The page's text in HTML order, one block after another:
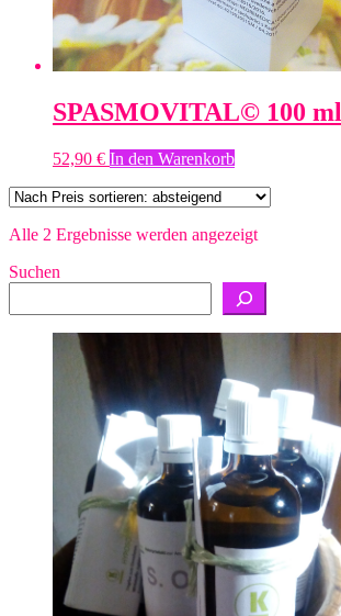
SPASMOVITAL© 100 ml
52,90 € In den Warenkorb
Alle 2 Ergebnisse werden angezeigtNach
Suchen